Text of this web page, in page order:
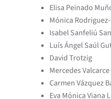
Elisa Peinado
Mónica
Isabel Sanfeliú
Luís Ángel Saúl
David Trotzig
Mercedes
Carmen Vázquez
Eva Mónica Viana